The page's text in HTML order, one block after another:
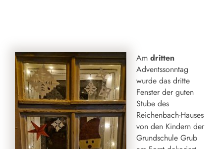
Am dritten
Adventssonntag
wurde das dritte
Fenster der guten
Stube des
Reichenbach-Hauses
von den Kindern der
Grundschule Grub